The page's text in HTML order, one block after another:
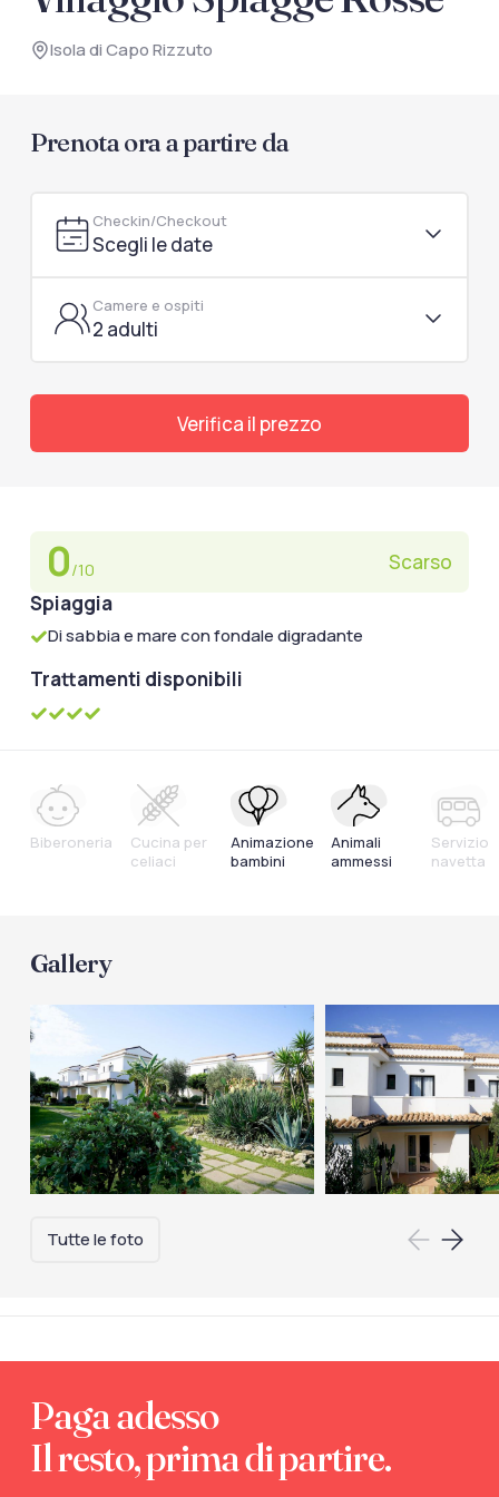
documenti di viaggio.
Accedi / Registrati
Isola di Capo Rizzuto
Prenota ora a partire da
Checkin/Checkout
Scegli le date
Camere e ospiti
2 adulti
Verifica il prezzo
0/10
Scarso
Spiaggia
Di sabbia e mare con fondale digradante
Trattamenti disponibili
Biberoneria
Cucina per
celiaci
Animazione
bambini
Animali
ammessi
Servizio
navetta
Gallery
Tutte le foto
Paga adesso
Il resto, prima di partire.